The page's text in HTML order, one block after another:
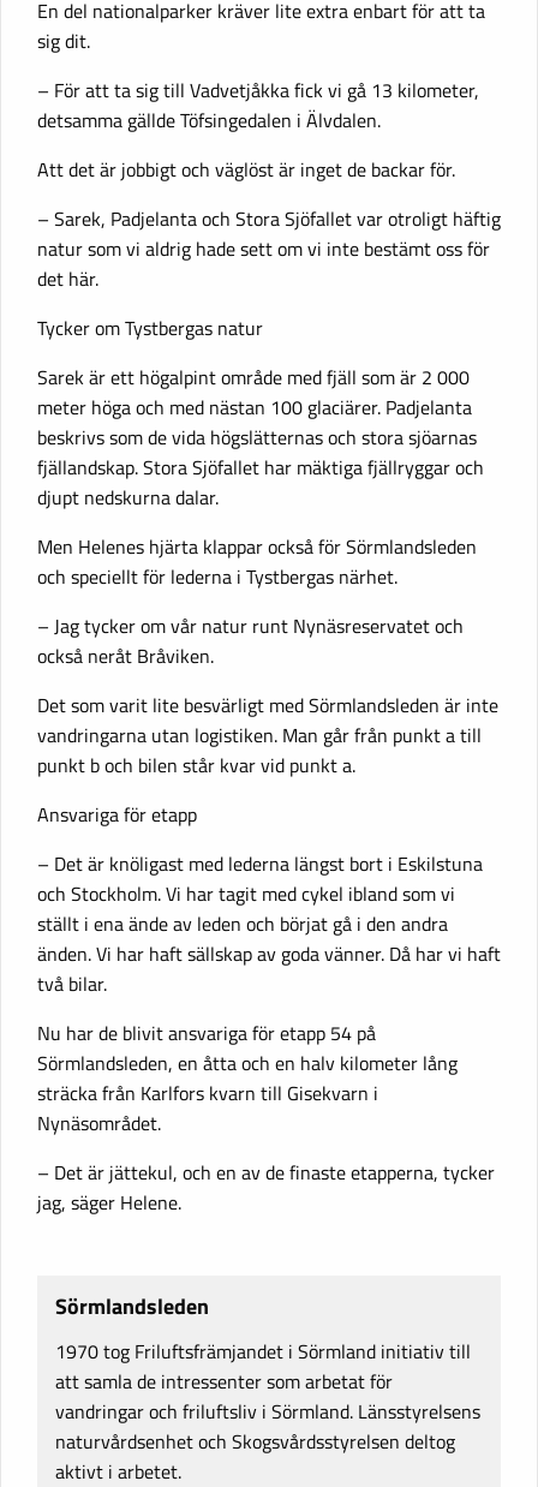
En del nationalparker kräver lite extra enbart för att ta
sig dit.
– För att ta sig till Vadvetjåkka fick vi gå 13 kilometer,
detsamma gällde Töfsingedalen i Älvdalen.
Att det är jobbigt och väglöst är inget de backar för.
– Sarek, Padjelanta och Stora Sjöfallet var otroligt häftig
natur som vi aldrig hade sett om vi inte bestämt oss för
det här.
Tycker om Tystbergas natur
Sarek är ett högalpint område med fjäll som är 2 000
meter höga och med nästan 100 glaciärer. Padjelanta
beskrivs som de vida högslätternas och stora sjöarnas
fjällandskap. Stora Sjöfallet har mäktiga fjällryggar och
djupt nedskurna dalar.
Men Helenes hjärta klappar också för Sörmlandsleden
och speciellt för lederna i Tystbergas närhet.
– Jag tycker om vår natur runt Nynäsreservatet och
också neråt Bråviken.
Det som varit lite besvärligt med Sörmlandsleden är inte
vandringarna utan logistiken. Man går från punkt a till
punkt b och bilen står kvar vid punkt a.
Ansvariga för etapp
– Det är knöligast med lederna längst bort i Eskilstuna
och Stockholm. Vi har tagit med cykel ibland som vi
ställt i ena ände av leden och börjat gå i den andra
änden. Vi har haft sällskap av goda vänner. Då har vi haft
två bilar.
Nu har de blivit ansvariga för etapp 54 på
Sörmlandsleden, en åtta och en halv kilometer lång
sträcka från Karlfors kvarn till Gisekvarn i
Nynäsområdet.
– Det är jättekul, och en av de finaste etapperna, tycker
jag, säger Helene.
Sörmlandsleden
1970 tog Friluftsfrämjandet i Sörmland initiativ till
att samla de intressenter som arbetat för
vandringar och friluftsliv i Sörmland. Länsstyrelsens
naturvårdsenhet och Skogsvårdsstyrelsen deltog
aktivt i arbetet.